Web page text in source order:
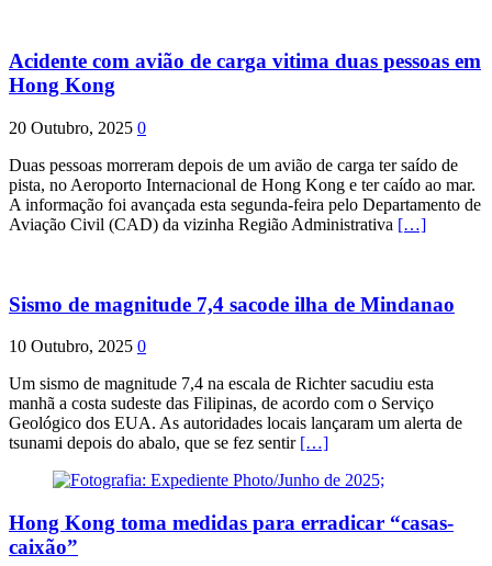
Acidente com avião de carga vitima duas pessoas em
Hong Kong
20 Outubro, 2025 0
Duas pessoas morreram depois de um avião de carga ter saído de
pista, no Aeroporto Internacional de Hong Kong e ter caído ao mar.
A informação foi avançada esta segunda-feira pelo Departamento de
Aviação Civil (CAD) da vizinha Região Administrativa […]
Sismo de magnitude 7,4 sacode ilha de Mindanao
10 Outubro, 2025 0
Um sismo de magnitude 7,4 na escala de Richter sacudiu esta
manhã a costa sudeste das Filipinas, de acordo com o Serviço
Geológico dos EUA. As autoridades locais lançaram um alerta de
tsunami depois do abalo, que se fez sentir […]
Hong Kong toma medidas para erradicar “casas-
caixão”